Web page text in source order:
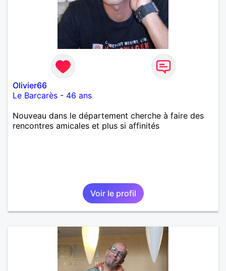
Olivier66
Le Barcarès - 46 ans
Nouveau dans le département cherche à faire des
rencontres amicales et plus si affinités
Voir le profil